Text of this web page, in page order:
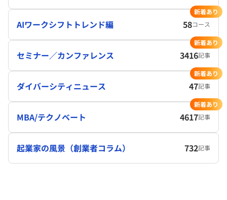
AIワークシフトトレンド編 58コース
新着あり
セミナー／カンファレンス 3416記事
新着あり
ダイバーシティニュース 47記事
新着あり
MBA/テクノベート 4617記事
新着あり
起業家の風景（創業者コラム） 732記事